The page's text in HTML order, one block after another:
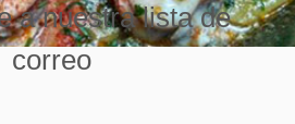
a nuestra lista de
correo